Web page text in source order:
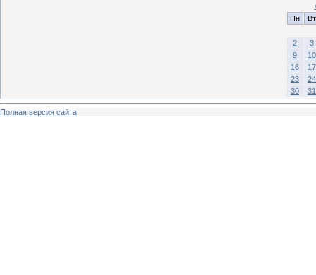
Пн
Вт
2
3
9
10
16
17
23
24
30
31
Полная версия сайта